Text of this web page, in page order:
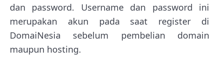
dan password. Username dan password ini
merupakan akun pada saat register di
DomaiNesia sebelum pembelian domain
maupun hosting.